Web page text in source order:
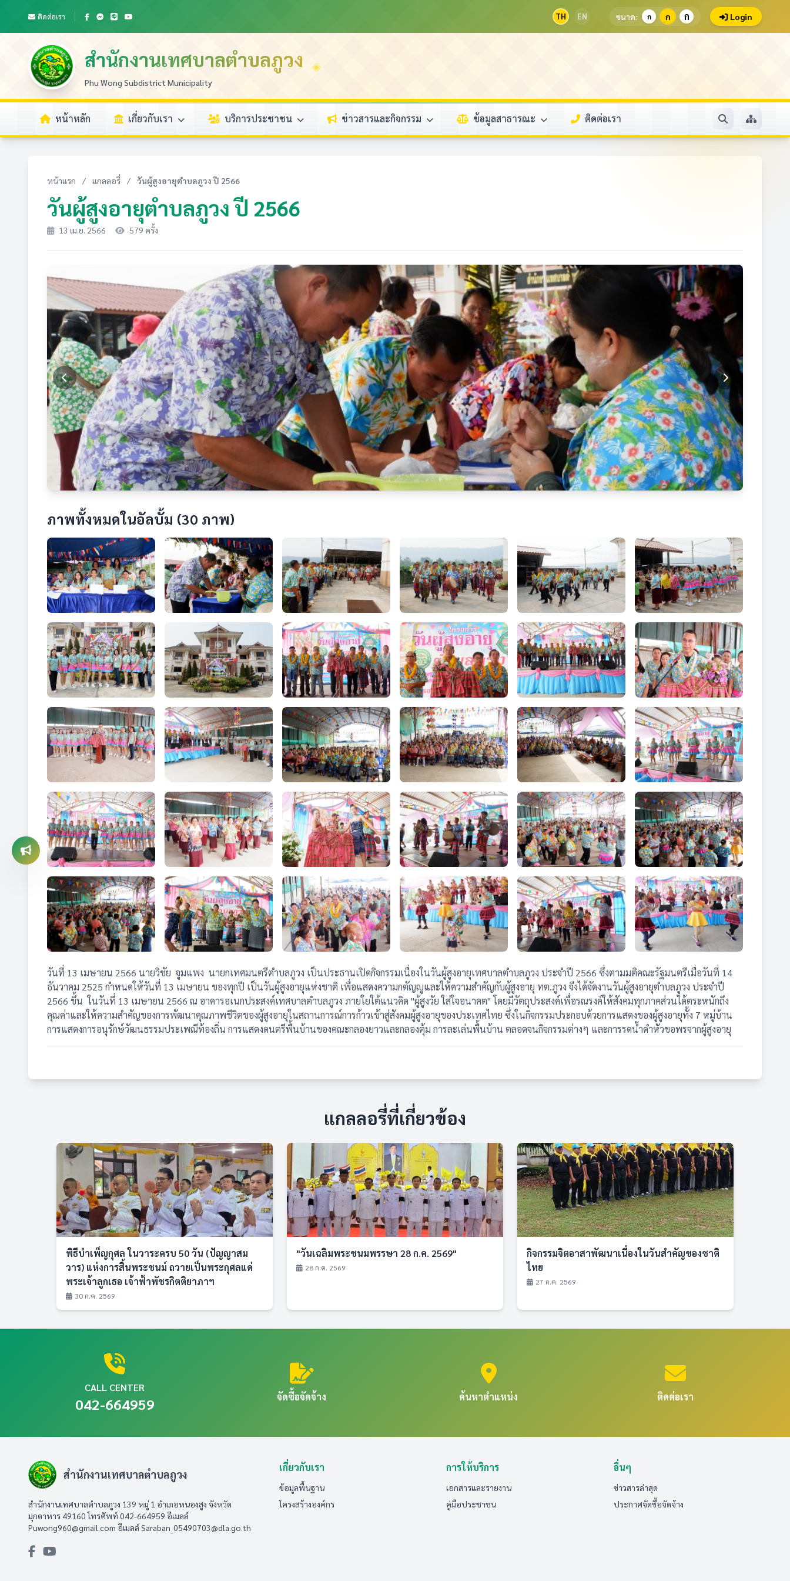
ติดต่อเรา TH EN ขนาด: ก ก ก Login
สำนักงานเทศบาลตำบลภูวง
Phu Wong Subdistrict Municipality
หน้าหลัก เกี่ยวกับเรา บริการประชาชน ข่าวสารและกิจกรรม ข้อมูลสาธารณะ ติดต่อเรา
หน้าแรก / แกลลอรี่ / วันผู้สูงอายุตำบลภูวง ปี 2566
วันผู้สูงอายุตำบลภูวง ปี 2566
13 เม.ย. 2566 579 ครั้ง
ภาพทั้งหมดในอัลบั้ม (30 ภาพ)
วันที่ 13 เมษายน 2566 นายวิชัย จูมแพง นายกเทศมนตรีตำบลภูวง เป็นประธานเปิดกิจกรรมเนื่องในวันผู้สูงอายุเทศบาลตำบลภูวง ประจำปี 2566 ซึ่งตามมติคณะรัฐมนตรีเมื่อวันที่ 14
ธันวาคม 2525 กำหนดให้วันที่ 13 เมษายน ของทุกปี เป็นวันผู้สูงอายุแห่งชาติ เพื่อแสดงความกตัญญูและให้ความสำคัญกับผู้สูงอายุ ทต.ภูวง จึงได้จัดงานวันผู้สูงอายุตำบลภูวง ประจำปี
2566 ขึ้น ในวันที่ 13 เมษายน 2566 ณ อาคารอเนกประสงค์เทศบาลตำบลภูวง ภายใยใต้แนวคิด "ผู้สูงวัย ใส่ใจอนาคต" โดยมีวัตถุประสงค์เพื่อรณรงค์ให้สังคมทุกภาคส่วนได้ตระหนักถึง
คุณค่าและให้ความสำคัญของการพัฒนาคุณภาพชีวิตของผู้สูงอายุในสถานการณ์การก้าวเข้าสู่สังคมผู้สูงอายุของประเทศไทย ซึ่งในกิจกรรมประกอบด้วยการแสดงของผู้สูงอายุทั้ง 7 หมู่บ้าน
การแสดงการอนุรักษ์วัฒนธรรมประเพณีท้องถิ่น การแสดงดนตรีพื้นบ้านของคณะกลองยาวและกลองตุ้ม การละเล่นพื้นบ้าน ตลอดจนกิจกรรมต่างๆ และการรดน้ำดำหัวขอพรจากผู้สูงอายุ
แกลลอรี่ที่เกี่ยวข้อง
พิธีบำเพ็ญกุศล ในวาระครบ 50 วัน (ปัญญาสม
วาร) แห่งการสิ้นพระชนม์ ถวายเป็นพระกุศลแด่
พระเจ้าลูกเธอ เจ้าฟ้าพัชรกิตติยาภาฯ
30 ก.ค. 2569
"วันเฉลิมพระชนมพรรษา 28 ก.ค. 2569"
28 ก.ค. 2569
กิจกรรมจิตอาสาพัฒนาเนื่องในวันสำคัญของชาติ
ไทย
27 ก.ค. 2569
CALL CENTER
042-664959 จัดซื้อจัดจ้าง ค้นหาตำแหน่ง ติดต่อเรา
สำนักงานเทศบาลตำบลภูวง
สำนักงานเทศบาลตำบลภูวง 139 หมู่ 1 อำเภอหนองสูง จังหวัด
มุกดาหาร 49160 โทรศัพท์ 042-664959 อีเมลล์
Puwong960@gmail.com อีเมลล์Saraban_05490703@dla.go.th
เกี่ยวกับเรา
ข้อมูลพื้นฐาน
โครงสร้างองค์กร
การให้บริการ
เอกสารและรายงาน
คู่มือประชาชน
อื่นๆ
ข่าวสารล่าสุด
ประกาศจัดซื้อจัดจ้าง